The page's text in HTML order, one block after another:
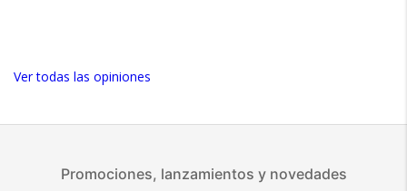
Ver todas las opinionesSeguro de cobertura en tus
Garantía oficial y directa con
Promociones, lanzamientos y novedades